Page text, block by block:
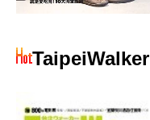
TaipeiWalker